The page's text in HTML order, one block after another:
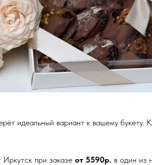
идеальный вариант к вашему букету.
Иркутск при заказе от 5590р. в один из